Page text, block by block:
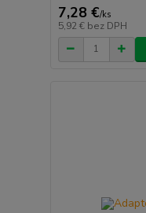
7,28 €/ks
5,92 € bez DPH